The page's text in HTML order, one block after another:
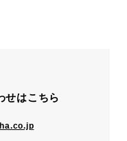
せはこちら